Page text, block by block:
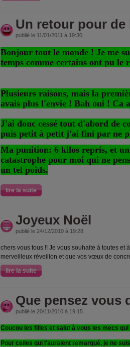
Un retour pour de
publié le 11/01/2011 à 19:30
Bonjour tout le monde ! Je me
temps comme certains ont pu le
Plusieurs raisons, mais la
avais plus l'envie ! Bah oui ! Ca
J'ai donc cessé tout d'abord de
puis petit à petit j'ai fini par ne
Ma punition: 6 kilos repris, et un
catastrophe pour moi qui ne
un tel poids.
lire la suite
Joyeux Noël
publié le 24/12/2010 à 19:28
chers vous tous !! Je vous souhaite à toutes et
merveilleux réveillon et que vos vœux de
lire la suite
Que pensez vous
publié le 20/11/2010 à 19:15
Coucou les filles et salut à vous les mecs
Pour celles qui l'auraient remarqué, je ne